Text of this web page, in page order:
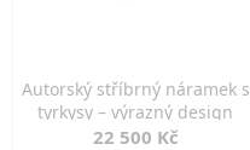
Autorský stříbrný náramek s
tyrkysy – výrazný design
22 500 Kč